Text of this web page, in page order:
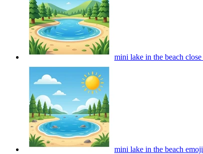
mini lake in the beach close
mini lake in the beach emoji